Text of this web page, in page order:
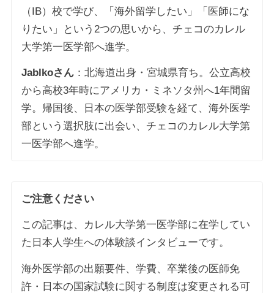
（IB）校で学び、「海外留学したい」「医師にな
りたい」という2つの思いから、チェコのカレル
大学第一医学部へ進学。
Jablkoさん ：北海道出身・宮城県育ち。公立高校
から高校3年時にアメリカ・ミネソタ州へ1年間留
学。帰国後、日本の医学部受験を経て、海外医学
部という選択肢に出会い、チェコのカレル大学第
一医学部へ進学。
ご注意ください
この記事は、カレル大学第一医学部に在学してい
た日本人学生への体験談インタビューです。
海外医学部の出願要件、学費、卒業後の医師免
許・日本の国家試験に関する制度は変更される可